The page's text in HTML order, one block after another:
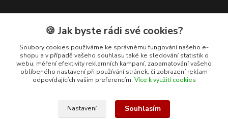
Kontakty
+420 608 400 554
(Po-Pá, 8-15 hod.)
ekohas@ekohas.cz
🍪 Jak byste rádi své cookies?
Soubory cookies používáme ke správnému fungování našeho e-
shopu a v případě vašeho souhlasu také ke sledování statistik o
webu, měření efektivity reklamních kampaní, zapamatování vašeho
oblíbeného nastavení při používání stránek, či zobrazení reklam
odpovídajících vašim preferencím. Více k využití cookies
Nastavení Souhlasím